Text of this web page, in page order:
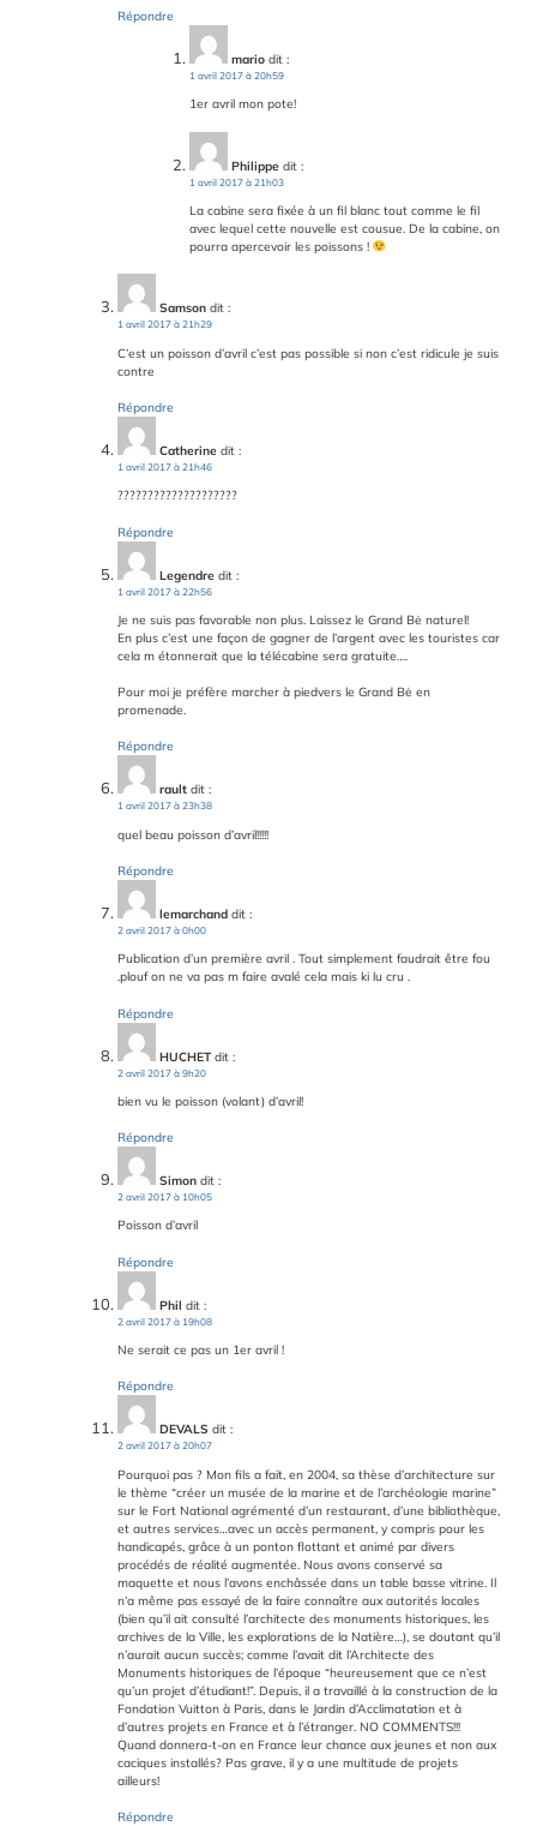
Répondre
mario dit :
1 avril 2017 à 20h59
1er avril mon pote!
Philippe dit :
1 avril 2017 à 21h03
La cabine sera fixée à un fil blanc tout comme le fil
avec lequel cette nouvelle est cousue. De la cabine, on
pourra apercevoir les poissons !
Samson dit :
1 avril 2017 à 21h29
C’est un poisson d’avril c’est pas possible si non c’est ridicule je suis
contre
Répondre
Catherine dit :
1 avril 2017 à 21h46
????????????????????
Répondre
Legendre dit :
1 avril 2017 à 22h56
Je ne suis pas favorable non plus. Laissez le Grand Bė naturel!
En plus c’est une façon de gagner de l’argent avec les touristes car
cela m étonnerait que la télécabine sera gratuite….
Pour moi je préfère marcher à piedvers le Grand Bė en
promenade.
Répondre
rault dit :
1 avril 2017 à 23h38
quel beau poisson d’avril!!!!!
Répondre
lemarchand dit :
2 avril 2017 à 0h00
Publication d’un première avril . Tout simplement faudrait être fou
.plouf on ne va pas m faire avalé cela mais ki lu cru .
Répondre
HUCHET dit :
2 avril 2017 à 9h20
bien vu le poisson (volant) d’avril!
Répondre
Simon dit :
2 avril 2017 à 10h05
Poisson d’avril
Répondre
Phil dit :
2 avril 2017 à 19h08
Ne serait ce pas un 1er avril !
Répondre
DEVALS dit :
2 avril 2017 à 20h07
Pourquoi pas ? Mon fils a fait, en 2004, sa thèse d’architecture sur
le thème “créer un musée de la marine et de l’archéologie marine”
sur le Fort National agrémenté d’un restaurant, d’une bibliothèque,
et autres services…avec un accès permanent, y compris pour les
handicapés, grâce à un ponton flottant et animé par divers
procédés de réalité augmentée. Nous avons conservé sa
maquette et nous l’avons enchâssée dans un table basse vitrine. Il
n’a même pas essayé de la faire connaître aux autorités locales
(bien qu’il ait consulté l’architecte des monuments historiques, les
archives de la Ville, les explorations de la Natière…), se doutant qu’il
n’aurait aucun succès; comme l’avait dit l’Architecte des
Monuments historiques de l’époque “heureusement que ce n’est
qu’un projet d’étudiant!”. Depuis, il a travaillé à la construction de la
Fondation Vuitton à Paris, dans le Jardin d’Acclimatation et à
d’autres projets en France et à l’étranger. NO COMMENTS!!!
Quand donnera-t-on en France leur chance aux jeunes et non aux
caciques installés? Pas grave, il y a une multitude de projets
ailleurs!
Répondre